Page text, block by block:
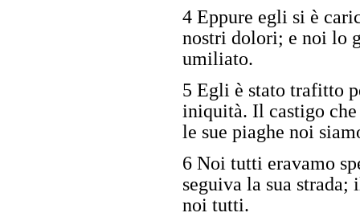
4 Eppure egli si è
nostri dolori; e noi lo
umiliato.
5 Egli è stato trafitto
iniquità. Il castigo
le sue piaghe noi
6 Noi tutti eravamo
seguiva la sua
noi tutti.